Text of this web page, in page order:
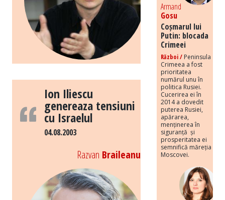
Ion Iliescu
genereaza tensiuni
cu Israelul
04.08.2003
Razvan Braileanu
Armand
Gosu
Coșmarul lui
Putin: blocada
Crimeei
Război / Peninsula
Crimeea a fost
prioritatea
numărul unu în
politica Rusiei.
Cucerirea ei în
2014 a dovedit
puterea Rusiei,
apărarea,
menținerea în
siguranță și
prosperitatea ei
semnifică măreția
Moscovei.